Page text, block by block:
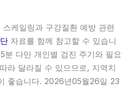
케일링과 구강질환 예방 관련
자료를 함께 참고할 수 있습니
다만 개인별 검진 주기와 필요
라 달라질 수 있으므로, 지역치
좋습니다. 2026년05월26일 23